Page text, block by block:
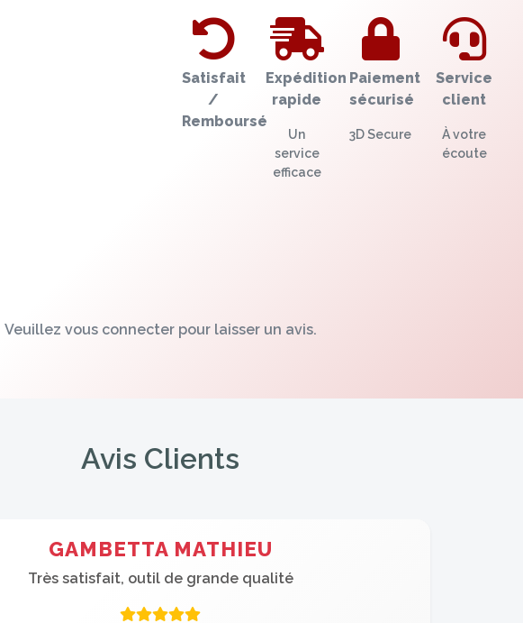
Satisfait
/
Remboursé
Expédition
rapide
Un
service
efficace
Paiement
sécurisé
3D Secure
Service
client
À votre
écoute
Veuillez vous connecter pour laisser un avis.
Avis Clients
GAMBETTA MATHIEU
Très satisfait, outil de grande qualité